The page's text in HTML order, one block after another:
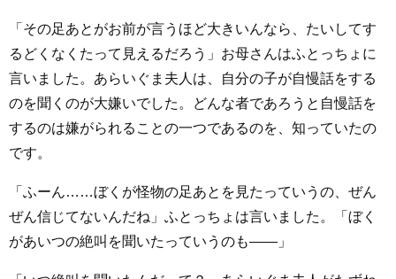
「その足あとがお前が言うほど大きいんなら、たいしてす
るどくなくたって見えるだろう」お母さんはふとっちょに
言いました。あらいぐま夫人は、自分の子が自慢話をする
のを聞くのが大嫌いでした。どんな者であろうと自慢話を
するのは嫌がられることの一つであるのを、知っていたの
です。
「ふーん……ぼくが怪物の足あとを見たっていうの、ぜん
ぜん信じてないんだね」ふとっちょは言いました。「ぼく
があいつの絶叫を聞いたっていうのも――」